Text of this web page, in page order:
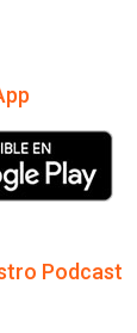
Podcast